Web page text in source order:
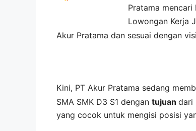
Pratama
Lowongan Kerja
Akur Pratama dan sesuai dengan
Kini, PT Akur Pratama sedang
SMA SMK D3 S1 dengan tujuan dari
yang cocok untuk mengisi posisi